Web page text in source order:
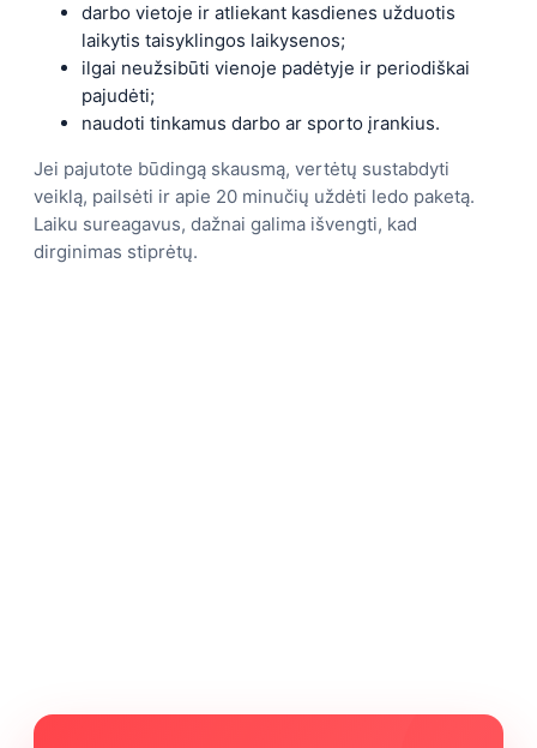
darbo vietoje ir atliekant kasdienes užduotis
laikytis taisyklingos laikysenos;
ilgai neužsibūti vienoje padėtyje ir periodiškai
pajudėti;
naudoti tinkamus darbo ar sporto įrankius.
Jei pajutote būdingą skausmą, vertėtų sustabdyti
veiklą, pailsėti ir apie 20 minučių uždėti ledo paketą.
Laiku sureagavus, dažnai galima išvengti, kad
dirginimas stiprėtų.